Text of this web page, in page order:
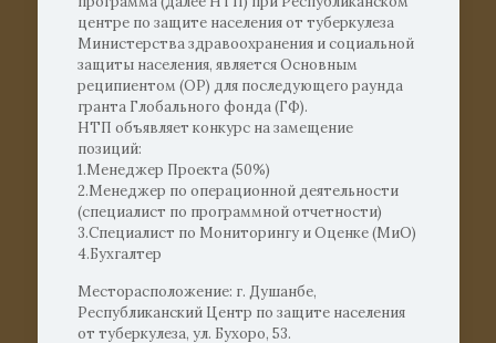
центре по защите населения от туберкулеза
Министерства здравоохранения и социальной
защиты населения, является Основным
реципиентом (ОР) для последующего раунда
гранта Глобального фонда (ГФ).
НТП объявляет конкурс на замещение
позиций:
1.Менеджер Проекта (50%)
2.Менеджер по операционной деятельности
(специалист по программной отчетности)
3.Специалист по Мониторингу и Оценке (МиО)
4.Бухгалтер
Месторасположение: г. Душанбе,
Республиканский Центр по защите населения
от туберкулеза, ул. Бухоро, 53.